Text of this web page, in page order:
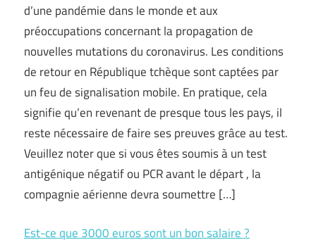
d’une pandémie dans le monde et aux
préoccupations concernant la propagation de
nouvelles mutations du coronavirus. Les conditions
de retour en République tchèque sont captées par
un feu de signalisation mobile. En pratique, cela
signifie qu’en revenant de presque tous les pays, il
reste nécessaire de faire ses preuves grâce au test.
Veuillez noter que si vous êtes soumis à un test
antigénique négatif ou PCR avant le départ , la
compagnie aérienne devra soumettre […]
Est-ce que 3000 euros sont un bon salaire ?